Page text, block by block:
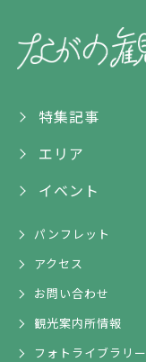
特集記事
エリア
イベント
パンフレット
アクセス
お問い合わせ
観光案内所情報
フォトライブラリー